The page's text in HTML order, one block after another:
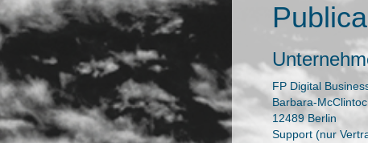
FP Digital
Barbara-
12489 Berlin
Support (nur